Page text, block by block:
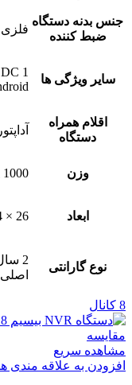
جنس بدنه دستگاه
ضبط کننده
فلزی
سایر ویژگی ها
اقلام همراه
دستگاه
وزن 1000 g
ابعاد 26 × 24 × 5 cm
نوع گارانتی
8 کانال
مقایسه
مشاهده سریع
افزودن به علاقه مندی